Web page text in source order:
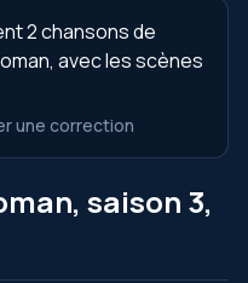
2 chansons de
avec les scènes
une correction
saison 3,